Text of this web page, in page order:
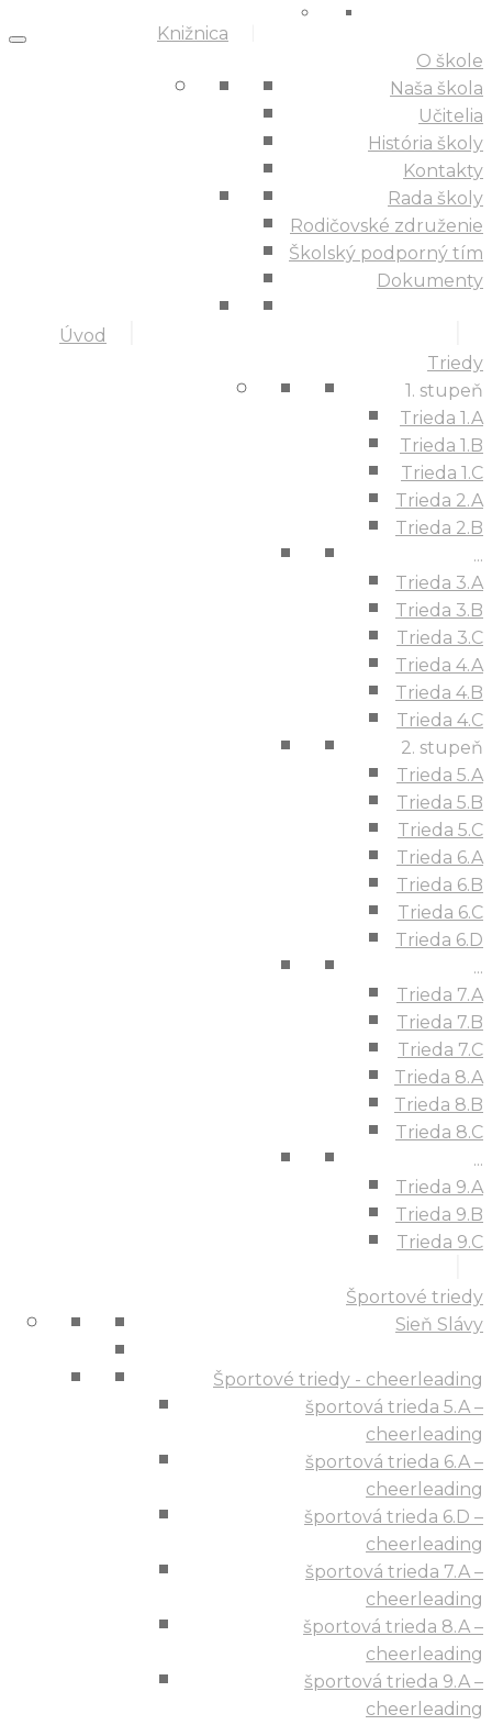
Knižnica
Úvod
O škole
Naša škola
Učitelia
História školy
Kontakty
Rada školy
Rodičovské združenie
Školský podporný tím
Dokumenty
Triedy
1. stupeň
Trieda 1.A
Trieda 1.B
Trieda 1.C
Trieda 2.A
Trieda 2.B
...
Trieda 3.A
Trieda 3.B
Trieda 3.C
Trieda 4.A
Trieda 4.B
Trieda 4.C
2. stupeň
Trieda 5.A
Trieda 5.B
Trieda 5.C
Trieda 6.A
Trieda 6.B
Trieda 6.C
Trieda 6.D
...
Trieda 7.A
Trieda 7.B
Trieda 7.C
Trieda 8.A
Trieda 8.B
Trieda 8.C
...
Trieda 9.A
Trieda 9.B
Trieda 9.C
Športové triedy
Sieň Slávy
Športové triedy - cheerleading
športová trieda 5.A –
cheerleading
športová trieda 6.A –
cheerleading
športová trieda 6.D –
cheerleading
športová trieda 7.A –
cheerleading
športová trieda 8.A –
cheerleading
športová trieda 9.A –
cheerleading